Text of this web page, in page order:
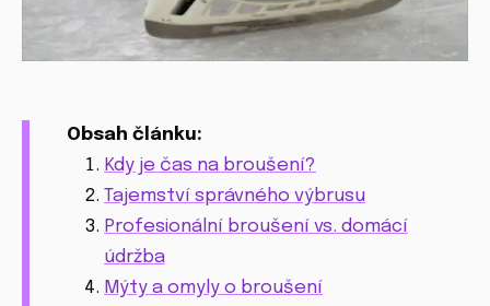
Obsah článku:
Kdy je čas na broušení?
Tajemství správného výbrusu
Profesionální broušení vs. domácí
údržba
Mýty a omyly o broušení